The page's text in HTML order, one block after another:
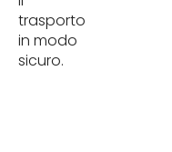
trasporto
in modo
sicuro.